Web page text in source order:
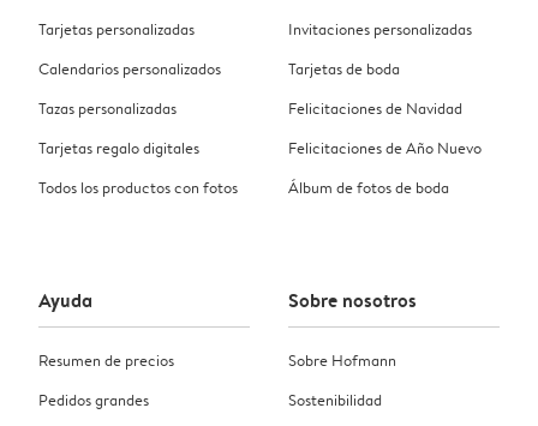
Tarjetas personalizadas
Calendarios personalizados
Tazas personalizadas
Tarjetas regalo digitales
Todos los productos con fotos
Invitaciones personalizadas
Tarjetas de boda
Felicitaciones de Navidad
Felicitaciones de Año Nuevo
Álbum de fotos de boda
Ayuda
Resumen de precios
Pedidos grandes
Sobre nosotros
Sobre Hofmann
Sostenibilidad